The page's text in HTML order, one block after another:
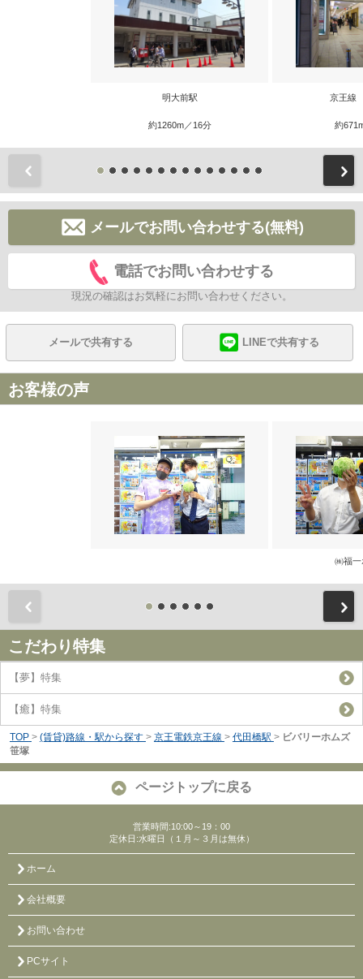
明大前駅
約1260m／16分
京王線
約
メールでお問い合わせする(無料)
電話でお問い合わせする
現況の確認はお気軽にお問い合わせください。
メールで共有する LINEで共有する
お客様の声
㈱福一
こだわり特集
【夢】特集
【癒】特集
TOP > (賃貸)路線・駅から探す > 京王電鉄京王線 > 代田橋駅 > ビバリーホムズ
笹塚
ページトップに戻る
営業時間:10:00～19：00
定休日:水曜日（１月～３月は無休）
ホーム
会社概要
お問い合わせ
PCサイト